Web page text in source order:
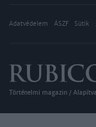
Adatvédelem ÁSZF Sütik
Történelmi magazin /